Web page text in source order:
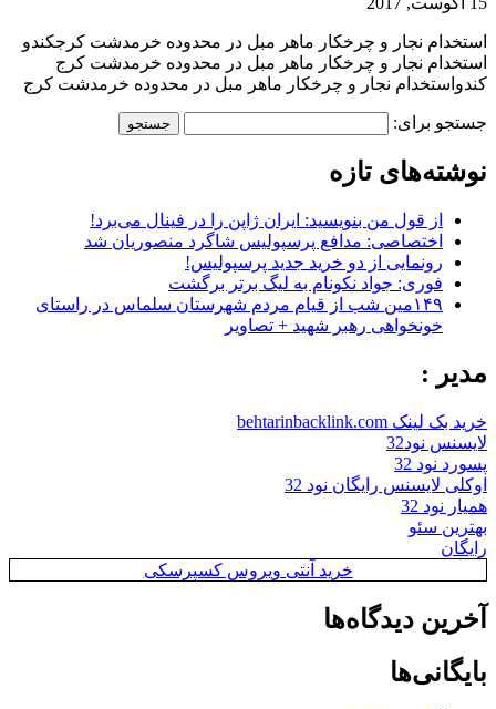
استخدام نجار و چرخکار ماهر مبل در محدوده خرمدشت کرجکندو
استخدام نجار و چرخکار ماهر مبل در محدوده خرمدشت کرج
کندواستخدام نجار و چرخکار ماهر مبل در محدوده خرمدشت کرج
جستجو برای:
نوشته‌های تازه
از قول من بنویسید: ایران ژاپن را در فینال می‌برد!
اختصاصی: مدافع پرسپولیس شاگرد منصوریان شد
رونمایی از دو خرید جدید پرسپولیس!
فوری: جواد نکونام به لیگ برتر برگشت
۱۴۹مین شب از قیام مردم شهرستان سلماس در راستای
خونخواهی رهبر شهید + تصاویر
مدیر :
خرید بک لینک behtarinbacklink.com
لایسنس نود32
پسورد نود 32
اوکلی لایسنس رایگان نود 32
همیار نود 32
بهترین سئو
رایگان
خرید آنتی ویروس کسپرسکی
آخرین دیدگاه‌ها
بایگانی‌ها